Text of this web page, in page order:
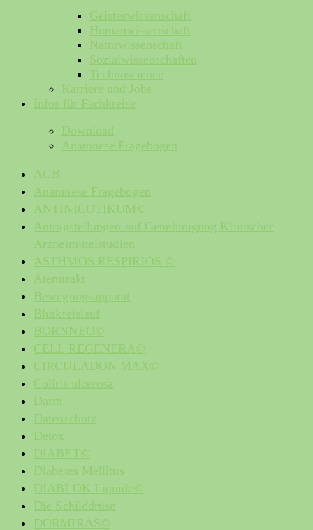
Geisteswissenschaft
Humanwissenschaft
Naturwissenschaft
Sozialwissenschaften
Technoscience
Karriere und Jobs
Infos für Fachkreise
Download
Anamnese Fragebogen
AGB
Anamnese Fragebogen
ANTINICOTIKUM©
Antragstellungen auf Genehmigung Klinischer
Arzneimittelstudien
ASTHMOS RESPIRIOS ©
Atemtrakt
Bewegungsapparat
Blutkreislauf
BORNNEO©
CELL REGENERA©
CIRCULADON MAX©
Colitis ulcerosa
Darm
Datenschutz
Detox
DIABET©
Diabetes Mellitus
DIABLOK Liquide©
Die Schilddrüse
DORMIRAS©